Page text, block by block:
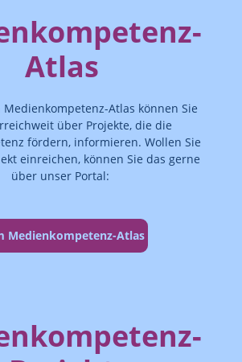
Atlas
Atlas können Sie
über Projekte, die die
fördern, informieren. Wollen Sie
einreichen, können Sie das gerne
über unser Portal:
Medienkompetenz-Atlas